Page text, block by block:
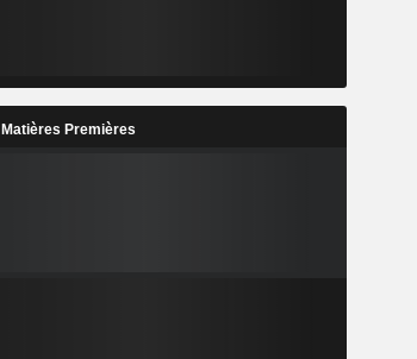
Matières Premières